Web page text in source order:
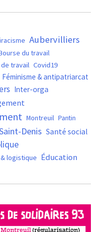
Aubervilliers
du travail
travail Covid19
Féminisme & antipatriarcat
Inter-orga
Montreuil Pantin
Denis Santé social
logistique Éducation